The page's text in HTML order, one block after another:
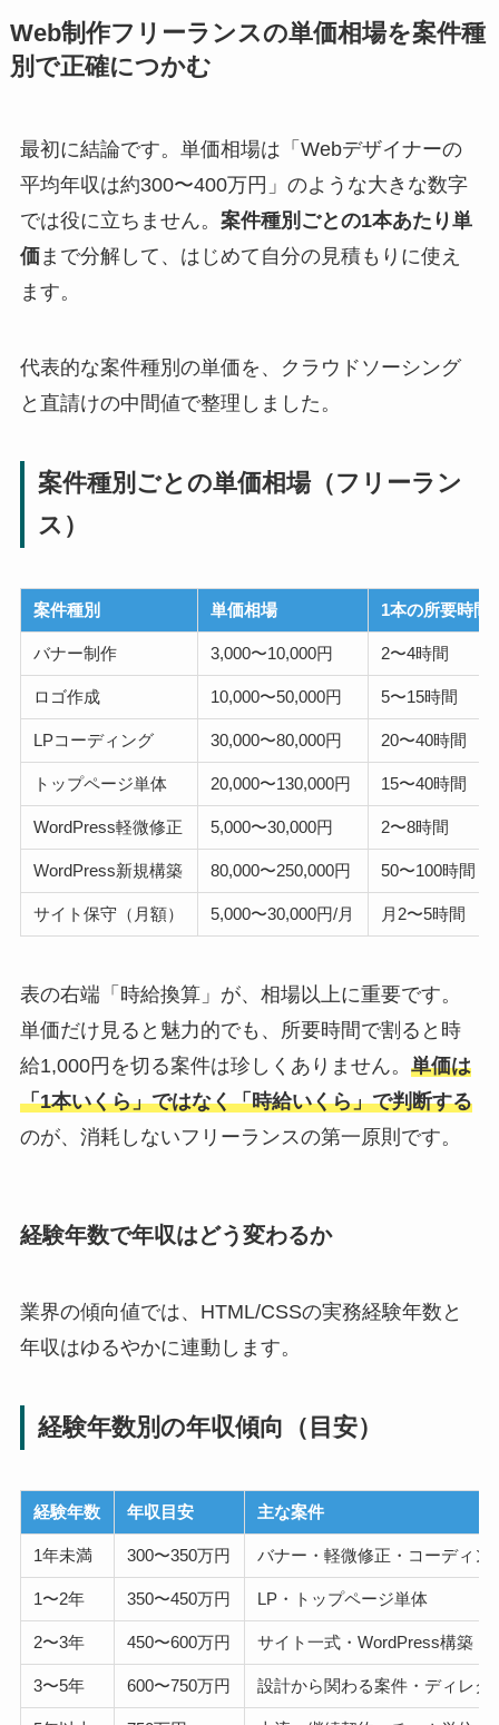
Web制作フリーランスの単価相場を案件種
別で正確につかむ
最初に結論です。単価相場は「Webデザイナーの
平均年収は約300〜400万円」のような大きな数字
では役に立ちません。 案件種別ごとの1本あたり単
価まで分解して、はじめて自分の見積もりに使え
ます。
代表的な案件種別の単価を、クラウドソーシング
と直請けの中間値で整理しました。
案件種別ごとの単価相場（フリーラン
ス）
案件種別 単価相場 1本の所要時間
バナー制作 3,000〜10,000円 2〜4時間
ロゴ作成 10,000〜50,000円 5〜15時間
LPコーディング 30,000〜80,000円 20〜40時間
トップページ単体 20,000〜130,000円 15〜40時間
WordPress軽微修正 5,000〜30,000円 2〜8時間
WordPress新規構築 80,000〜250,000円 50〜100時間
サイト保守（月額） 5,000〜30,000円/月 月2〜5時間
表の右端「時給換算」が、相場以上に重要です。
単価だけ見ると魅力的でも、所要時間で割ると時
給1,000円を切る案件は珍しくありません。 単価は
「1本いくら」ではなく「時給いくら」で判断する
のが、消耗しないフリーランスの第一原則です。
経験年数で年収はどう変わるか
業界の傾向値では、HTML/CSSの実務経験年数と
年収はゆるやかに連動します。
経験年数別の年収傾向（目安）
経験年数 年収目安 主な案件
1年未満 300〜350万円 バナー・軽微修正・コーディン
1〜2年 350〜450万円 LP・トップページ単体
2〜3年 450〜600万円 サイト一式・WordPress構築
3〜5年 600〜750万円 設計から関わる案件・ディレク